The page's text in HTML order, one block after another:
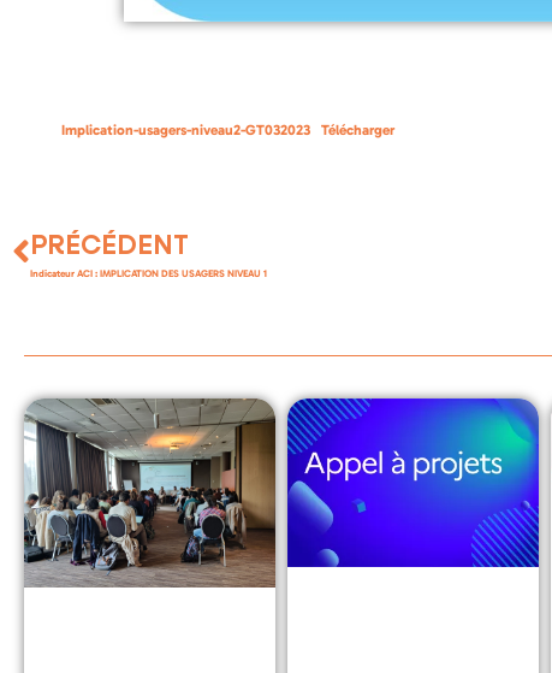
Implication-usagers-niveau2-GT032023 Télécharger
PRÉCÉDENT
Indicateur ACI : IMPLICATION DES USAGERS NIVEAU 1